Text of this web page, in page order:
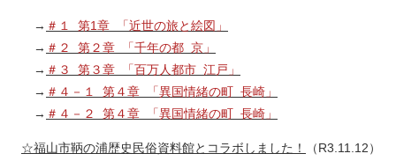
→ ＃１ 第1章 「近世の旅と絵図」
→ ＃２ 第２章 「千年の都 京」
→ ＃３ 第３章 「百万人都市 江戸」
→ ＃４－１ 第４章 「異国情緒の町 長崎」
→ ＃４－２ 第４章 「異国情緒の町 長崎」
☆福山市鞆の浦歴史民俗資料館とコラボしました！
（R3.11.12）